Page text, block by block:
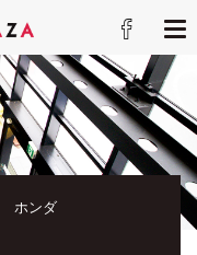
ホンダ